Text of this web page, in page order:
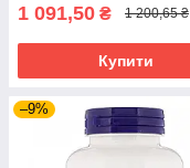
1 091,50 ₴ 1 200,65 ₴
Купити
–9%